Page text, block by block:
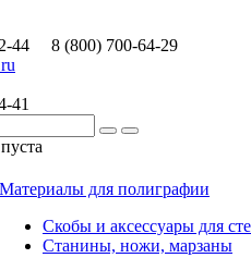
44 8 (800) 700-64-29
41
Материалы для полиграфии
Скобы и аксессуары для
Станины, ножи, марзаны